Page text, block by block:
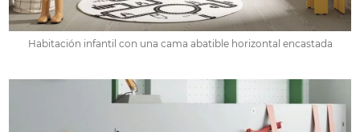
Habitación infantil con una cama abatible horizontal encastada